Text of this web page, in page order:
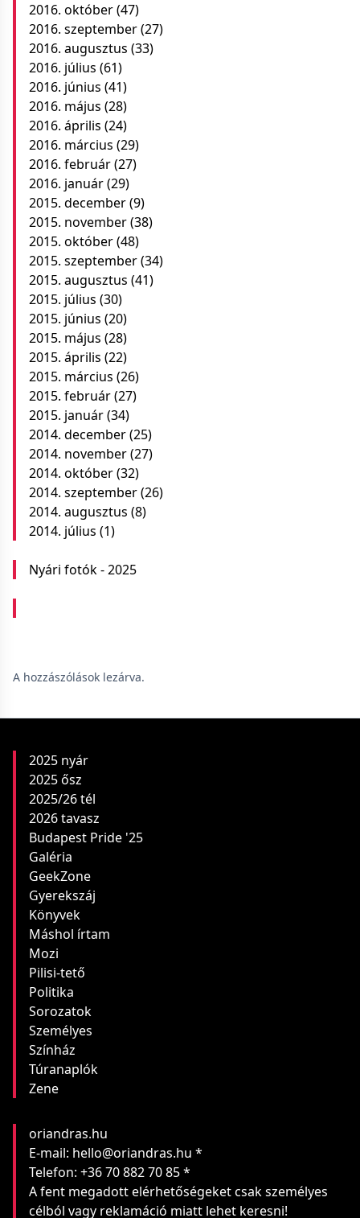
2016. október(47)
2016. szeptember(27)
2016. augusztus (33)
2016. július (61)
2016. június (41)
2016. május (28)
2016. április (24)
2016. március (29)
2016. február(27)
2016. január(29)
2015. december(9)
2015. november(38)
2015. október(48)
2015. szeptember(34)
2015. augusztus (41)
2015. július (30)
2015. június (20)
2015. május (28)
2015. április (22)
2015. március (26)
2015. február(27)
2015. január(34)
2014. december(25)
2014. november(27)
2014. október(32)
2014. szeptember(26)
2014. augusztus (8)
2014. július (1)
Nyári fotók - 2025
A hozzászólások lezárva.
2025 nyár
2025 ősz
2025/26 tél
2026 tavasz
Budapest Pride '25
Galéria
GeekZone
Gyerekszáj
Könyvek
Máshol írtam
Mozi
Pilisi-tető
Politika
Sorozatok
Személyes
Színház
Túranaplók
Zene
oriandras.hu
E-mail: hello@oriandras.hu *
Telefon: +36 70 882 70 85 *
A fent megadott elérhetőségeket csak személyes
célból vagy reklamáció miatt lehet keresni!